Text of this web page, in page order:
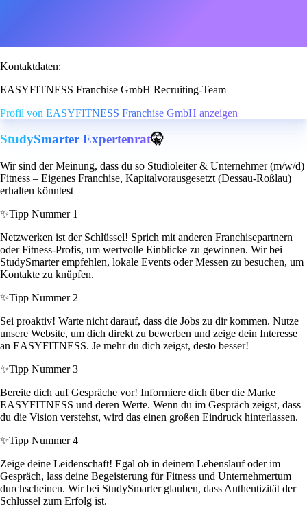
Kontaktdaten:
EASYFITNESS Franchise GmbH Recruiting-Team
Profil von EASYFITNESS Franchise GmbH anzeigen
StudySmarter Expertenrat🤫
Wir sind der Meinung, dass du so Studioleiter & Unternehmer (m/w/d)
Fitness – Eigenes Franchise, Kapitalvorausgesetzt (Dessau-Roßlau)
erhalten könntest
✨Tipp Nummer 1
Netzwerken ist der Schlüssel! Sprich mit anderen Franchisepartnern
oder Fitness-Profis, um wertvolle Einblicke zu gewinnen. Wir bei
StudySmarter empfehlen, lokale Events oder Messen zu besuchen, um
Kontakte zu knüpfen.
✨Tipp Nummer 2
Sei proaktiv! Warte nicht darauf, dass die Jobs zu dir kommen. Nutze
unsere Website, um dich direkt zu bewerben und zeige dein Interesse
an EASYFITNESS. Je mehr du dich zeigst, desto besser!
✨Tipp Nummer 3
Bereite dich auf Gespräche vor! Informiere dich über die Marke
EASYFITNESS und deren Werte. Wenn du im Gespräch zeigst, dass
du die Vision verstehst, wird das einen großen Eindruck hinterlassen.
✨Tipp Nummer 4
Zeige deine Leidenschaft! Egal ob in deinem Lebenslauf oder im
Gespräch, lass deine Begeisterung für Fitness und Unternehmertum
durchscheinen. Wir bei StudySmarter glauben, dass Authentizität der
Schlüssel zum Erfolg ist.